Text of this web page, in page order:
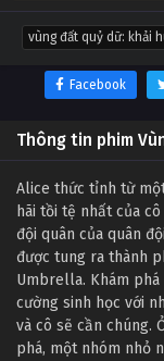
vùng đất quỷ dữ: khải
Facebook
Thông tin phim
Alice thức tỉnh từ
hãi tồi tệ nhất của
đội quân của quân
được tung ra thành
Umbrella. Khám
cường sinh học với
và cô sẽ cần chúng.
phá, một nhóm nhỏ